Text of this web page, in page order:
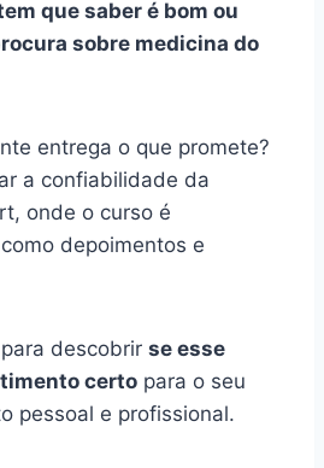
que saber é bom ou
sobre medicina do
entrega o que promete?
a confiabilidade da
onde o curso é
depoimentos e
descobrir se esse
certo para o seu
pessoal e profissional.